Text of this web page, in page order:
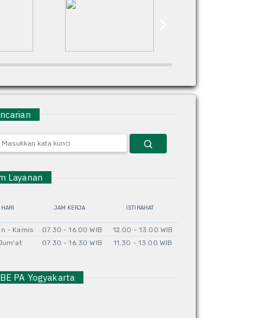
Layanan
HARI JAM KERJA ISTIRAHAT
- Kamis 07.30 - 16.00 WIB
12.00 - 13.00 WIB
07.30 - 16.30 WIB 11.30 - 13.00 WIB
PA Yogyakarta